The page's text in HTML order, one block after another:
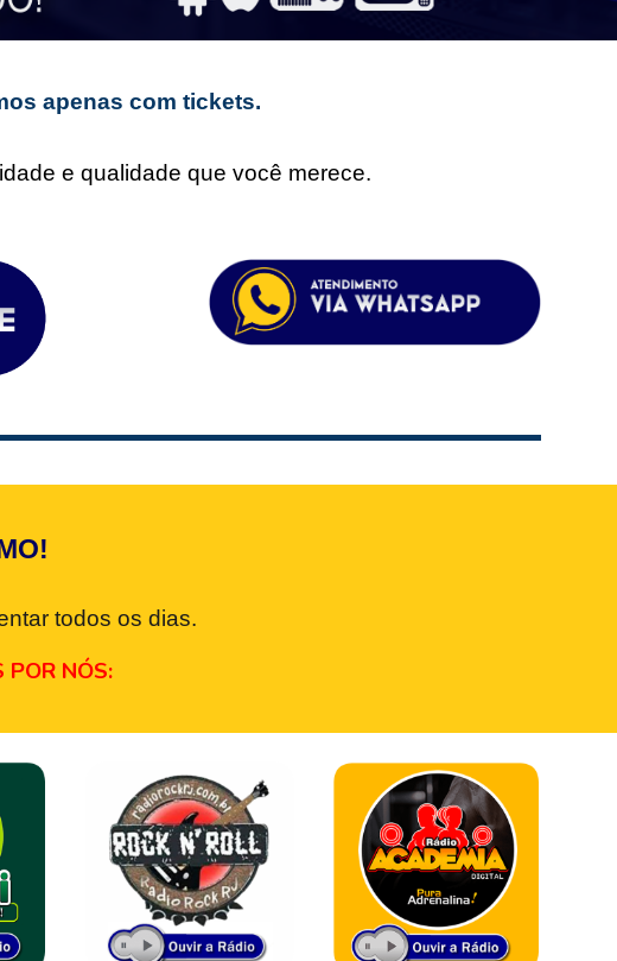
apenas com tickets.
e qualidade que você merece.
todos os dias.
NÓS: